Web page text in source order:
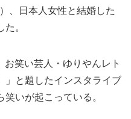
、日本人女性と結婚した
。
笑い芸人・ゆりやんレト
」と題したインスタライブ
いが起こっている。